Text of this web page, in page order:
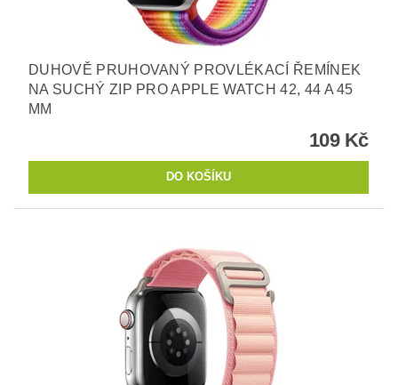
DUHOVĚ PRUHOVANÝ PROVLÉKACÍ ŘEMÍNEK
NA SUCHÝ ZIP PRO APPLE WATCH 42, 44 A 45
MM
109 Kč